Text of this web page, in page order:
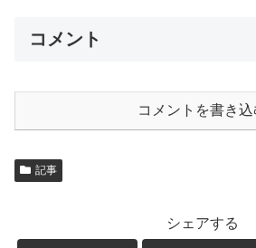
コメント
コメントを書き込
記事
シェアする